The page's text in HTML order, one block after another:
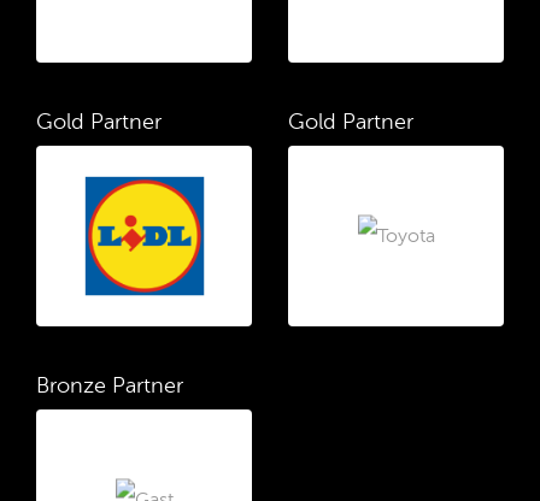
Gold Partner Gold Partner
Bronze Partner